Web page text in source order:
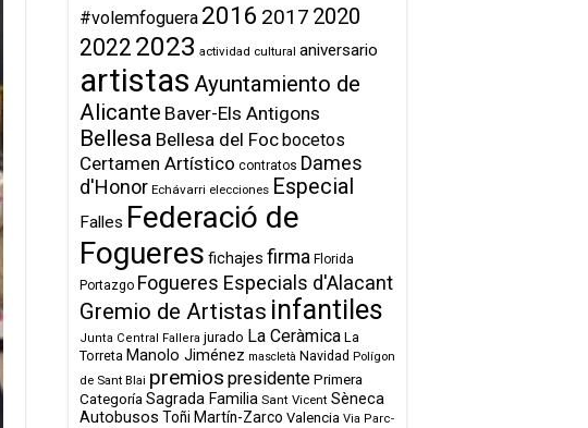
#volemfoguera 2016 2017 2020
2022 2023 actividad cultural aniversario
artistas Ayuntamiento de
Alicante Baver-Els Antigons
Bellesa Bellesa del Focbocetos
Certamen Artístico contratos Dames
d'Honor Echávarri elecciones Especial
Falles Federació de
Fogueres fichajes firma Florida
Portazgo Fogueres Especials d'Alacant
Gremio de Artistas infantiles
Junta Central Fallera jurado La Ceràmica La
Torreta Manolo Jiménez mascletà Navidad Polígon
de Sant Blai premios presidentePrimera
Categoría Sagrada Familia Sant Vicent Sèneca
Autobusos Toñi Martín-Zarco Valencia Via Parc-